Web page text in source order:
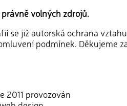
volných zdrojů.
se již autorská ochrana
podmínek. Děkujeme
2011 provozován